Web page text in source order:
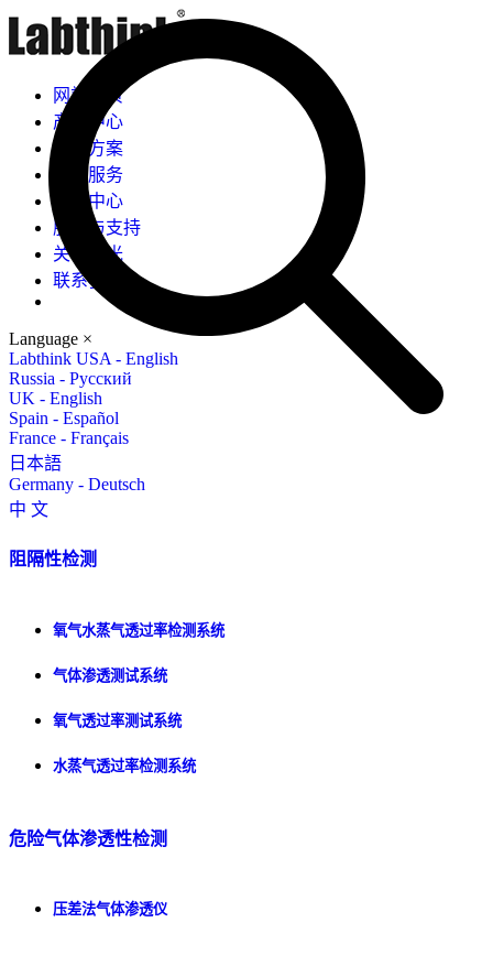
网站首页
产品中心
解决方案
检测服务
新闻中心
服务与支持
关于兰光
联系我们
Language ×
Labthink USA - English
Russia - Русский
UK - English
Spain - Español
France - Français
日本語
Germany - Deutsch
中 文
阻隔性检测
氧气水蒸气透过率检测系统
气体渗透测试系统
氧气透过率测试系统
水蒸气透过率检测系统
危险气体渗透性检测
压差法气体渗透仪